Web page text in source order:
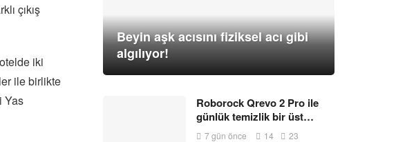
çıkış
iki
ile birlikte
Yas
Beyin aşk acısını fiziksel acı gibi
algılıyor!
Roborock Qrevo 2 Pro ile
günlük temizlik bir üst…
7 gün önce 14 23